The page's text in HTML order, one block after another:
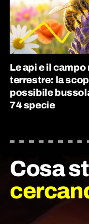
Le api e il
terrestre: la
possibile
74 specie
Cosa